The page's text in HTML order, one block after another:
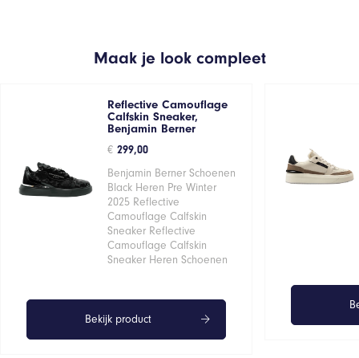
Maak je look compleet
Reflective Camouflage
Calfskin Sneaker,
Benjamin Berner
€ 299,00
Benjamin Berner Schoenen
Black Heren Pre Winter
2025 Reflective
Camouflage Calfskin
Sneaker Reflective
Camouflage Calfskin
Sneaker Heren Schoenen
Bekijk product